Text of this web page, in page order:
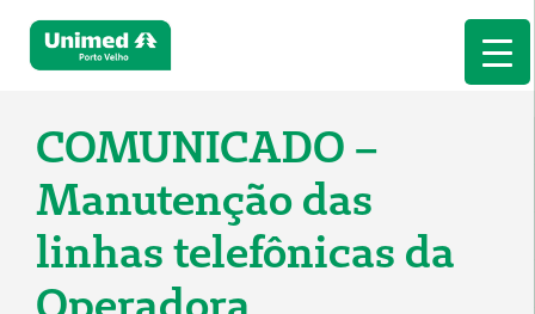
COMUNICADO –
Manutenção das
linhas telefônicas da